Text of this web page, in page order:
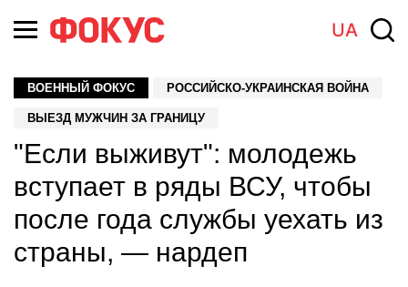
UA
ВОЕННЫЙ ФОКУС РОССИЙСКО-УКРАИНСКАЯ ВОЙНА
ВЫЕЗД МУЖЧИН ЗА ГРАНИЦУ
"Если выживут": молодежь
вступает в ряды ВСУ, чтобы
после года службы уехать из
страны, — нардеп